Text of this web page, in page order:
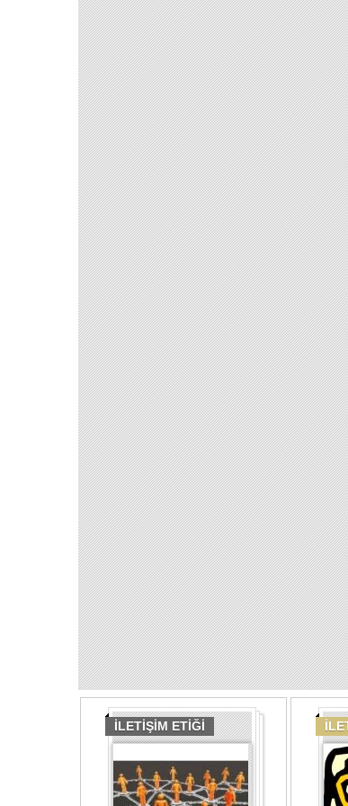
İLETİŞİM ETİĞİ